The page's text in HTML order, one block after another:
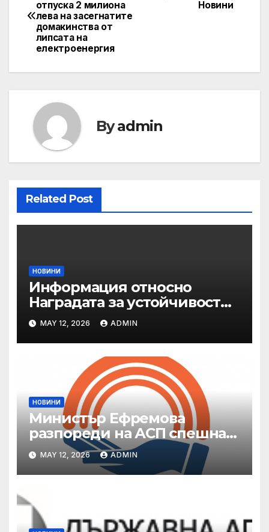
navigation
Новини
отпуска 2 милиона
лева на засегнатите
домакинства от
липсата на
електроенергия
Byadmin
Related Post
НОВИНИ
Информация относно
Наградата за устойчивост
на ОАЕ „Зайед“
MAY 12, 2026 ADMIN
НОВИНИ
Министър Ефремова
разпореди на АСП спешна
готовност за оказване на
подкрепа на пострадали от
валежи и градушки
MAY 12, 2026 ADMIN